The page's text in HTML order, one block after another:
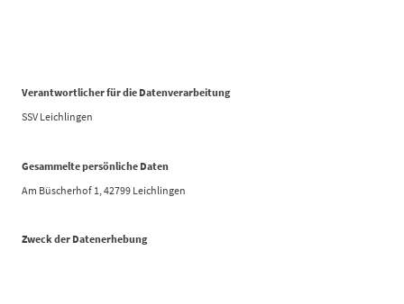
Verantwortlicher für die Datenverarbeitung
SSV Leichlingen
Gesammelte persönliche Daten
Am Büscherhof 1, 42799 Leichlingen
Zweck der Datenerhebung